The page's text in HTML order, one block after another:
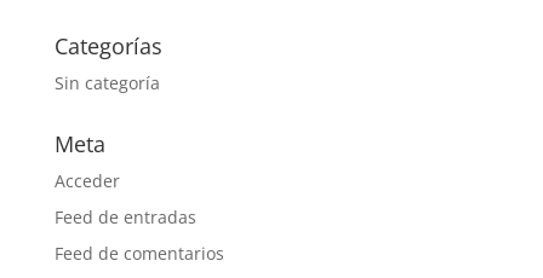
Categorías
Sin categoría
Meta
Acceder
Feed de entradas
Feed de comentarios